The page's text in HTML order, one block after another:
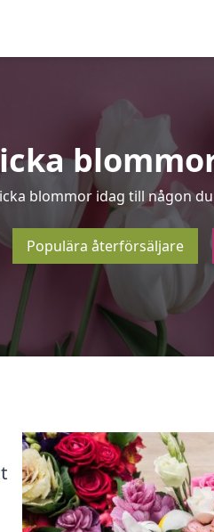
blommor idag till någon
Populära återförsäljare